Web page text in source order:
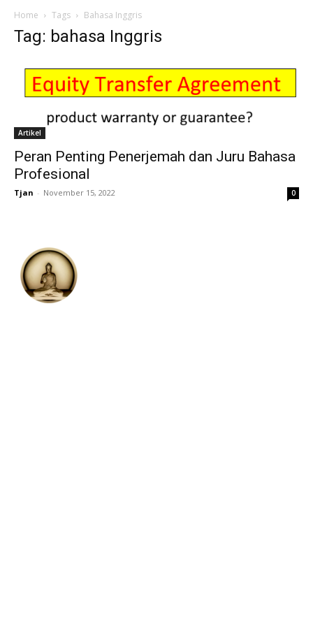
Home Tags Bahasa Inggris
Tag: bahasa Inggris
Artikel
Peran Penting Penerjemah dan Juru Bahasa
Profesional
Tjan - November 15, 2022 0